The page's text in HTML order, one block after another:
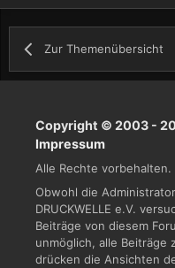
Zur Themenübersicht
Copyright © 2003 -
Impressum
Alle Rechte vorbehalten.
Obwohl die
DRUCKWELLE e.V.
Beiträge von diesem
unmöglich, alle Beiträge
drücken die Ansichten